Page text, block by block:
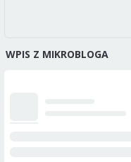
WPIS Z MIKROBLOGA